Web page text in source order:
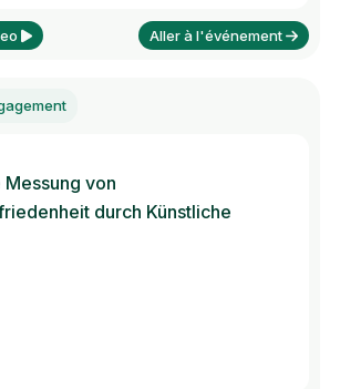
Aller à l'événement
von
durch Künstliche